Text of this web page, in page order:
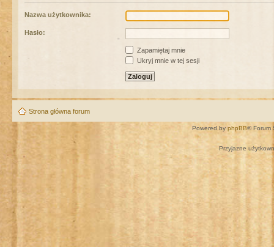
Nazwa użytkownika:
Hasło:
Zapamiętaj mnie
Ukryj mnie w tej sesji
Strona główna forum
Powered by phpBB® Forum
Przyjazne